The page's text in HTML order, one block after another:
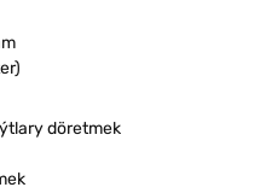
döretmek